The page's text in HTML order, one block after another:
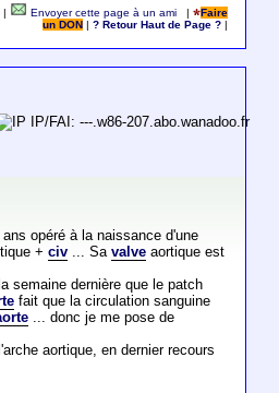
Envoyer cette page à un ami |
Faire
un DON
|? Retour Haut de Page ?
IP/FAI: ---.w86-207.abo.wanadoo.fr
opéré à la naissance d'une
+ civ... Sa valveaortique est
semaine dernière que le patch
fait que la circulation sanguine
... donc je me pose de
aortique, en dernier recours